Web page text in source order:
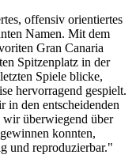
offensiv orientiertes
Namen. Mit dem
Gran Canaria
Spitzenplatz in der
Spiele blicke,
hervorragend gespielt.
in den entscheidenden
wir überwiegend über
konnten,
und reproduzierbar."